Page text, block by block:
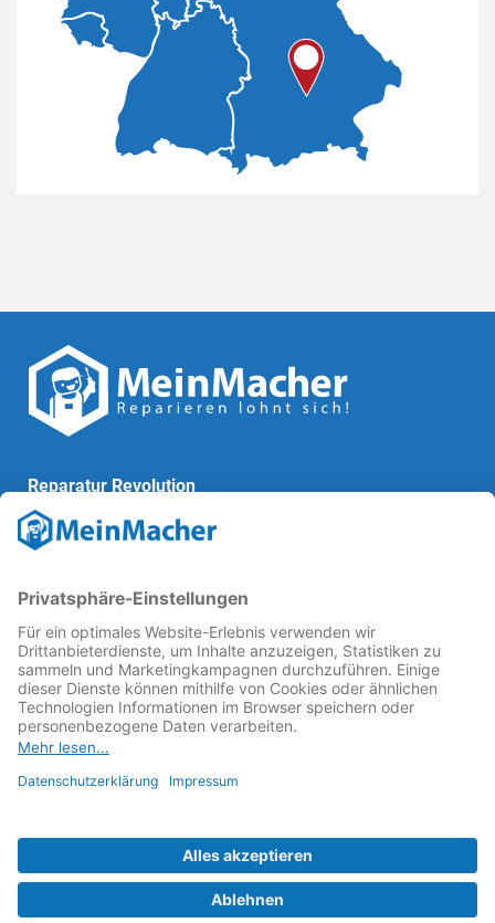
Reparatur Revolution
MeinMacher ist eine Marke der
kämpft als Gründungsmitglied des
Reparaturbedingungen: Für Produkte, die sich gut
reparieren lassen, für günstigere Ersatzteile und den
Erhalt der reparierenden Betriebe und des Reparatur-
Know-hows in Deutschland.
Weitere Informationen
Fachhändler finden
Über uns
© 2023 MeinMacher - eine Marke der Vangerow GmbH